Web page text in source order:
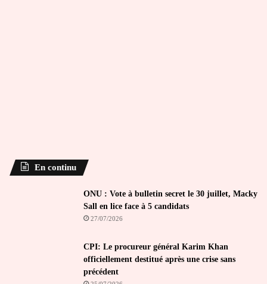
En continu
ONU : Vote à bulletin secret le 30 juillet, Macky
Sall en lice face à 5 candidats
27/07/2026
CPI: Le procureur général Karim Khan
officiellement destitué après une crise sans
précédent